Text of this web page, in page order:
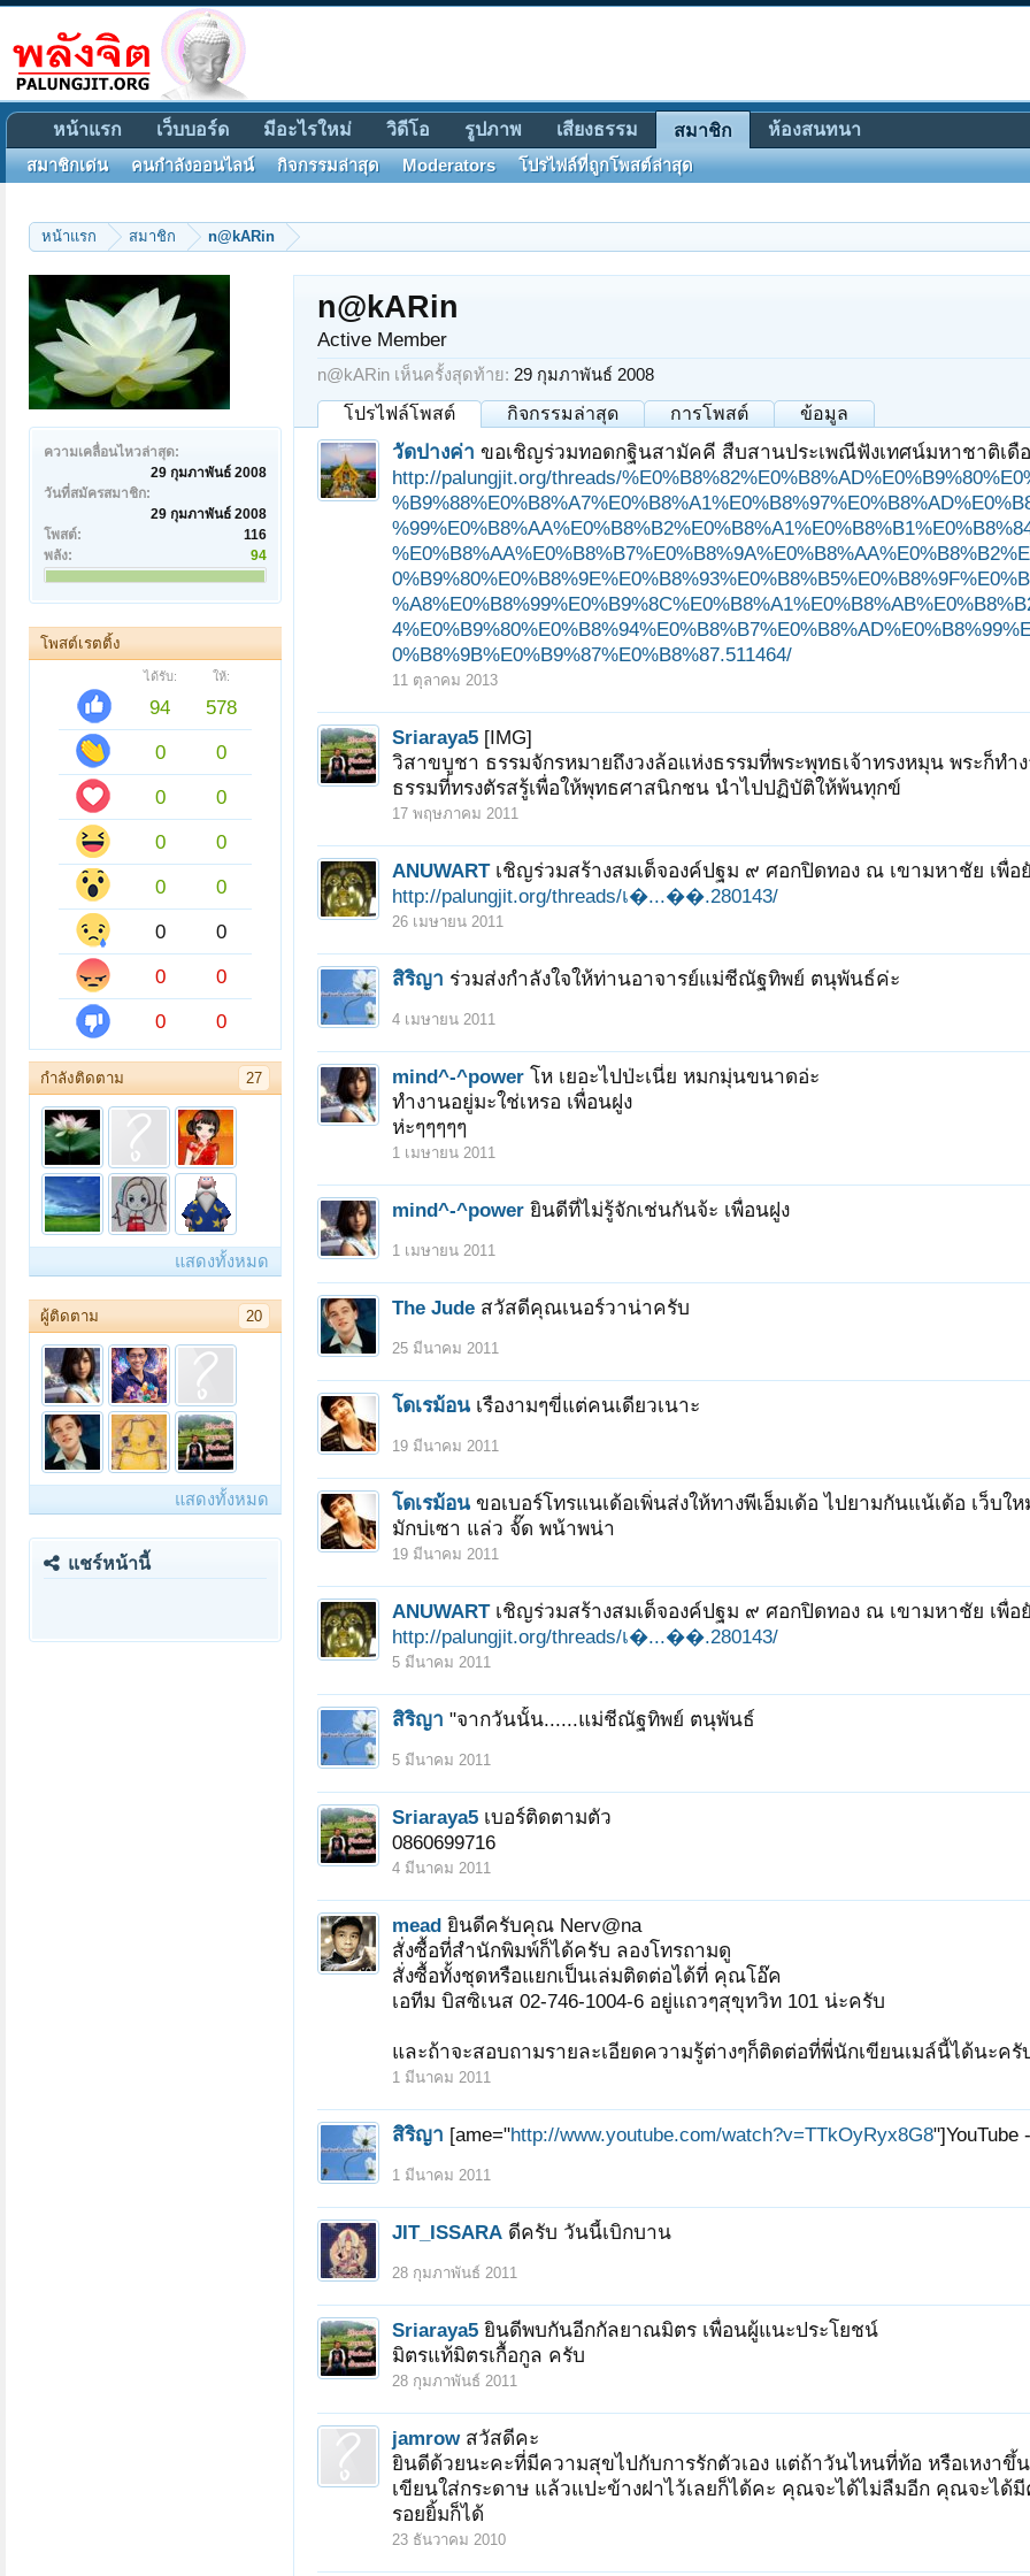
หน้าแรก สมาชิก n@kARin
ความเคลื่อนไหวล่าสุด:
29 กุมภาพันธ์ 2008
วันที่สมัครสมาชิก:
29 กุมภาพันธ์ 2008
โพสต์:
116
พลัง:
94
โพสต์เรตติ้ง
ได้รับ: ให้:
94
578
0
0
0
0
0
0
0
0
0
0
0
0
0
0
กำลังติดตาม 27
แสดงทั้งหมด
ผู้ติดตาม 20
แสดงทั้งหมด
แชร์หน้านี้
n@kARin
Active Member
n@kARin เห็นครั้งสุดท้าย: 29 กุมภาพันธ์ 2008
โปรไฟล์โพสต์ กิจกรรมล่าสุด การโพสต์ ข้อมูล
วัดปางค่า ขอเชิญร่วมทอดกฐินสามัคคี สืบสานประเพณีฟังเทศน์มหาชาติเดื
http://palungjit.org/threads/
0%B8%9B%E0%B9%87%E0%B8%87.511464/
11 ตุลาคม 2013
Sriaraya5 [IMG]
วิสาขบูชา ธรรมจักรหมายถึงวงล้อแห่งธรรมที่พระพุทธเจ้าทรงหมุน พระก็ทำ
ธรรมที่ทรงตัรสรู้เพื่อให้พุทธศาสนิกชน นำไปปฏิบัติให้พ้นทุกข์
17 พฤษภาคม 2011
ANUWART เชิญร่วมสร้างสมเด็จองค์ปฐม ๙ ศอกปิดทอง ณ เขามหาชัย เพื่อ
http://palungjit.org/threads/เ�...��.280143/
26 เมษายน 2011
สิริญา ร่วมส่งกำลังใจให้ท่านอาจารย์แม่ชีณัฐทิพย์ ตนุพันธ์ค่ะ
4 เมษายน 2011
mind^-^power โห เยอะไปป่ะเนี่ย หมกมุ่นขนาดอ่ะ
ทำงานอยู่มะใช่เหรอ เพื่อนฝูง
ห่ะๆๆๆๆๆ
1 เมษายน 2011
mind^-^power ยินดีที่ไม่รู้จักเช่นกันจ้ะ เพื่อนฝูง
1 เมษายน 2011
The Jude สวัสดีคุณเนอร์วาน่าครับ
25 มีนาคม 2011
โดเรม้อน เรืองามๆขี่แต่คนเดียวเนาะ
19 มีนาคม 2011
โดเรม้อน ขอเบอร์โทรแนเด้อเพิ่นส่งให้ทางพีเอ็มเด้อ ไปยามกันแน้เด้อ เว็บใ
มักบ่เซา แล่ว จั๊ด พน้าพน่า
19 มีนาคม 2011
ANUWART เชิญร่วมสร้างสมเด็จองค์ปฐม ๙ ศอกปิดทอง ณ เขามหาชัย เพื่อ
http://palungjit.org/threads/เ�...��.280143/
5 มีนาคม 2011
สิริญา "จากวันนั้น......แม่ชีณัฐทิพย์ ตนุพันธ์
5 มีนาคม 2011
Sriaraya5 เบอร์ติดตามตัว
0860699716
4 มีนาคม 2011
mead ยินดีครับคุณ Nerv@na
สั่งซื้อที่สำนักพิมพ์ก็ได้ครับ ลองโทรถามดู
สั่งซื้อทั้งชุดหรือแยกเป็นเล่มติดต่อได้ที่ คุณโอ๊ค
เอทีม บิสซิเนส 02-746-1004-6 อยู่แถวๆสุขุทวิท 101 น่ะครับ
และถ้าจะสอบถามรายละเอียดความรู้ต่างๆก็ติดต่อที่พี่นักเขียนเมล์นี้ได้นะครับ
1 มีนาคม 2011
สิริญา [ame="http://www.youtube.com/watch?v=TTkOyRyx8G8
1 มีนาคม 2011
JIT_ISSARA ดีครับ วันนี้เบิกบาน
28 กุมภาพันธ์ 2011
Sriaraya5 ยินดีพบกันอีกกัลยาณมิตร เพื่อนผู้แนะประโยชน์
มิตรแท้มิตรเกื้อกูล ครับ
28 กุมภาพันธ์ 2011
jamrow สวัสดีคะ
ยินดีด้วยนะคะที่มีความสุขไปกับการรักตัวเอง แต่ถ้าวันไหนที่ท้อ หรือเหงา
เขียนใส่กระดาษ แล้วแปะข้างฝาไว้เลยก็ได้คะ คุณจะได้ไม่ลืมอีก คุณจะไ
รอยยิ้มก็ได้
23 ธันวาคม 2010
หน้าแรก เว็บบอร์ด มีอะไรใหม่ วิดีโอ รูปภาพ เสียงธรรม สมาชิก
สมาชิกเด่น คนกำลังออนไลน์ กิจกรรมล่าสุด Moderators โปรไฟล์ที่ถูกโพสต์ล่าสุด
ห้องสนทนา